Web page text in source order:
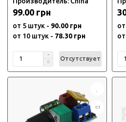
99.00 грн
от 5 штук - 90.00 грн
от 10 штук - 78.30 грн
Отсутствует